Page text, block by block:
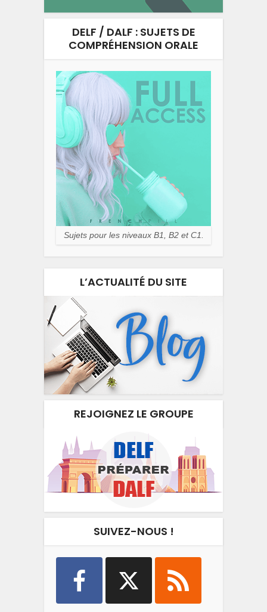
DELF / DALF : SUJETS DE
COMPRÉHENSION ORALE
Sujets pour les niveaux B1, B2 et C1.
L’ACTUALITÉ DU SITE
REJOIGNEZ LE GROUPE
SUIVEZ-NOUS !